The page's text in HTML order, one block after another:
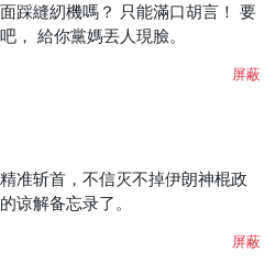
踩縫紉機嗎？ 只能滿口胡言！ 要
， 給你黨媽丟人現臉。
屏蔽
准斩首，不信灭不掉伊朗神棍政
谅解备忘录了。
屏蔽